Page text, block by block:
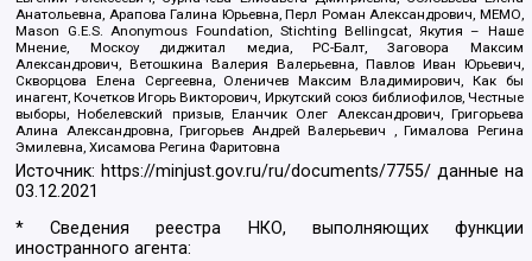
Анатольевна, Арапова Галина Юрьевна, Перл Роман Александрович, МЕМО,
Mason G.E.S. Anonymous Foundation, Stichting Bellingcat, Якутия – Наше
Мнение, Москоу диджитал медиа, РС-Балт, Заговора Максим
Александрович, Ветошкина Валерия Валерьевна, Павлов Иван Юрьевич,
Скворцова Елена Сергеевна, Оленичев Максим Владимирович, Как бы
инагент, Кочетков Игорь Викторович, Иркутский союз библиофилов, Честные
выборы, Нобелевский призыв, Еланчик Олег Александрович, Григорьева
Алина Александровна, Григорьев Андрей Валерьевич , Гималова Регина
Эмилевна, Хисамова Регина Фаритовна
Источник: https://minjust.gov.ru/ru/documents/7755/ данные на
03.12.2021
* Сведения реестра НКО, выполняющих функции
иностранного агента: